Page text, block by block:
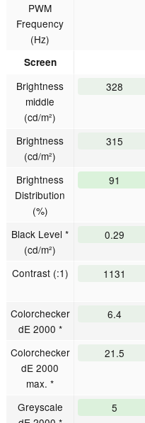
PWM
Frequency
(Hz)
Screen
Brightness
middle
(cd/m²)
328
Brightness
(cd/m²)
315
Brightness
Distribution
(%)
91
Black Level *
(cd/m²)
0.29
Contrast (:1) 1131
Colorchecker
dE 2000 *
6.4
Colorchecker
dE 2000
max. *
21.5
Greyscale
5